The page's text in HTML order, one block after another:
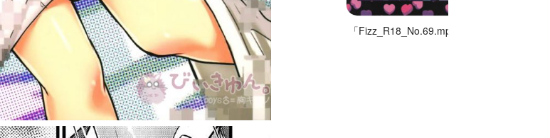
「Fizz_R18_No.69.mp4」